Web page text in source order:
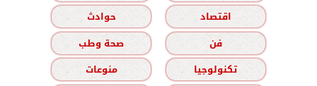
اقتصاد
حوادث
فن
صحة وطب
تكنولوجيا
منوعات